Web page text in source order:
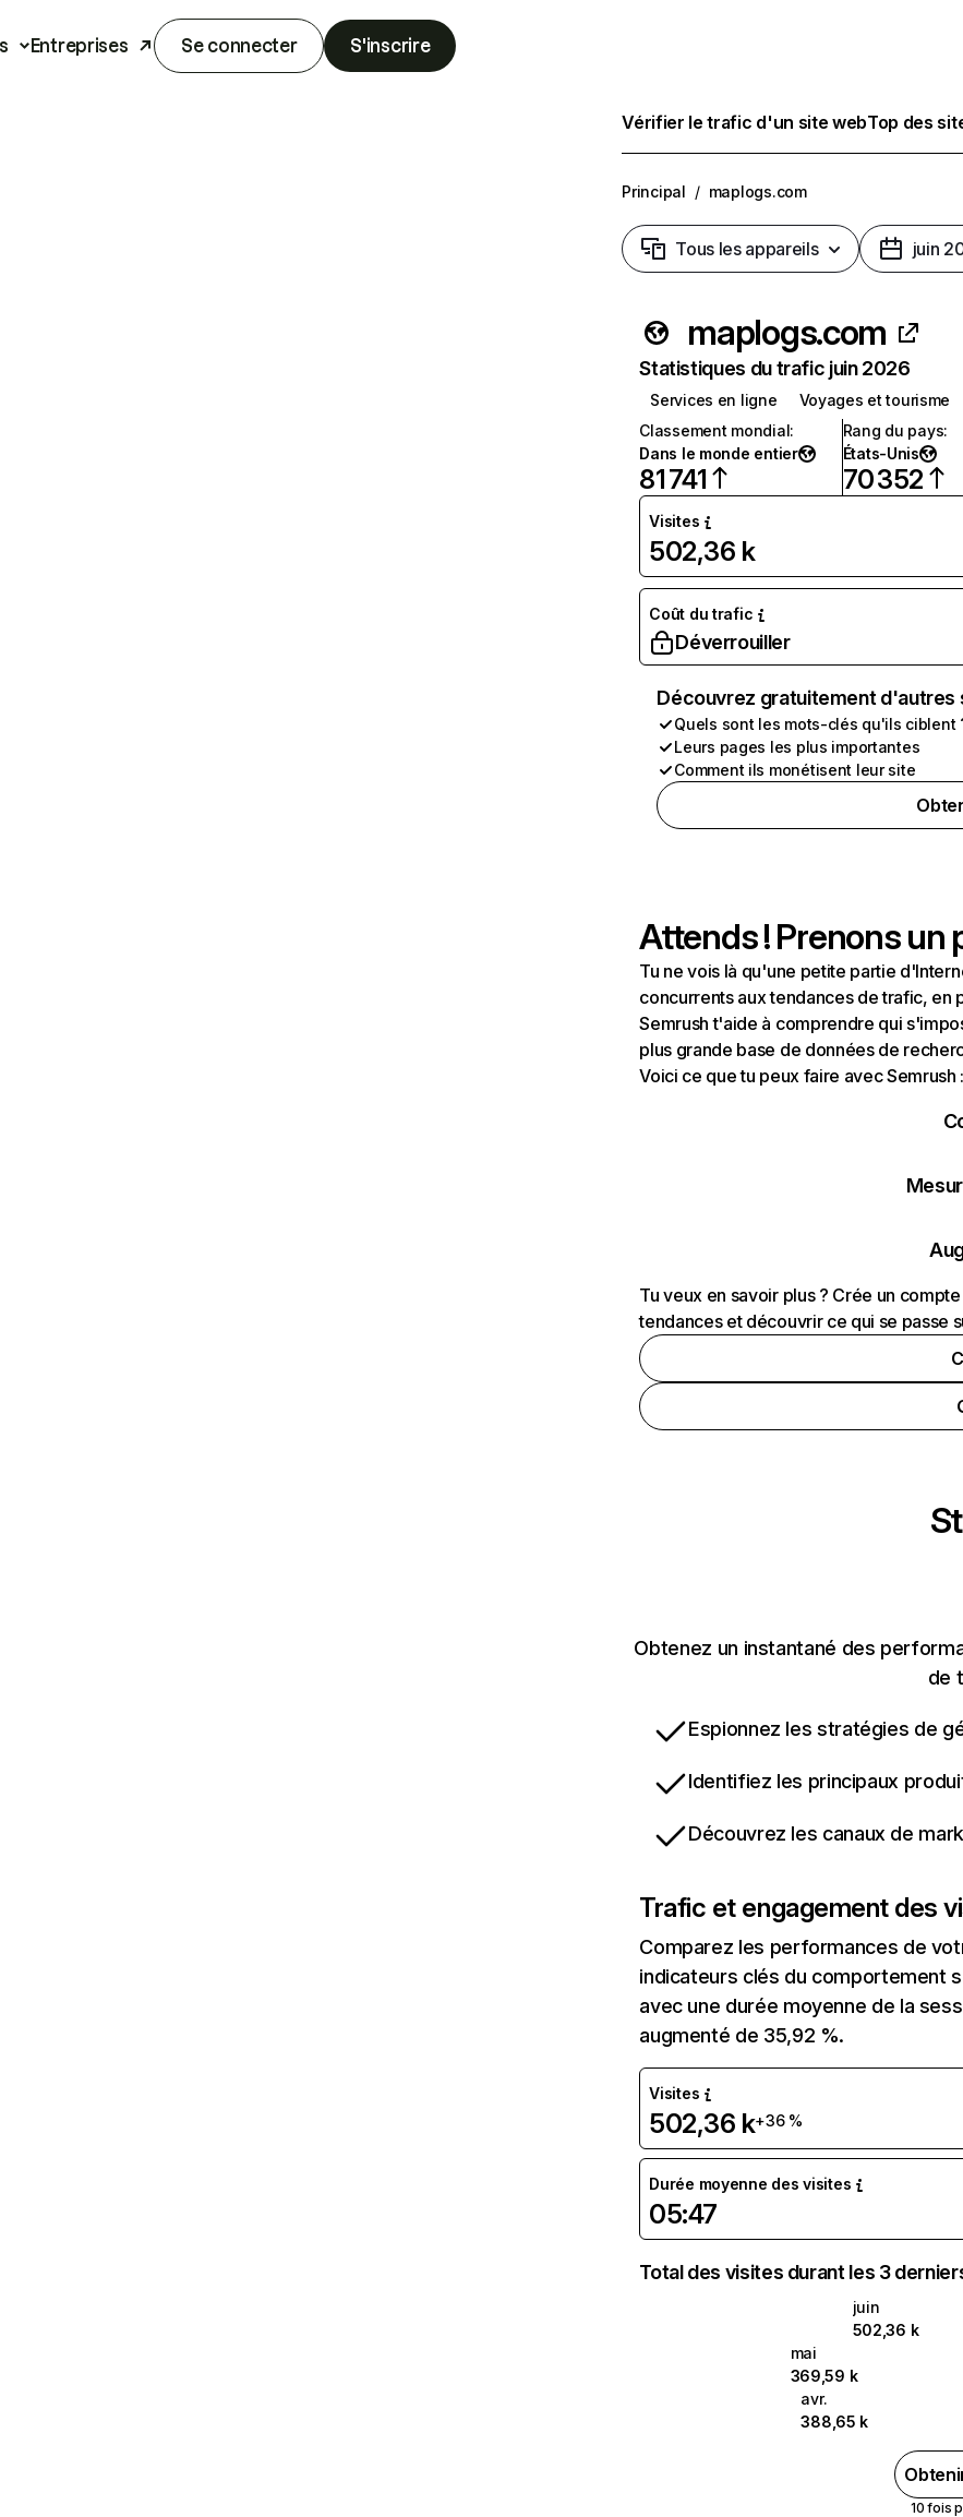
Entreprises Se connecter S'inscrire
Vérifier le trafic d'un site webTop des
Principal / maplogs.com
Tous les appareils juin
maplogs.com
Statistiques du trafic juin 2026
Services en ligne
Voyages et tourisme
Classement mondial:
Dans le monde entier
81 741
Rang du pays:
États-Unis
70 352
Visites
502,36 k
Coût du trafic
Déverrouiller
Découvrez gratuitement
Quels sont les mots-clés qu'ils ciblent
Leurs pages les plus importantes
Comment ils monétisent leur site
Attends ! Prenons un
Tu ne vois là qu'une petite partie
concurrents aux tendances de trafic, en
Semrush t'aide à comprendre qui
plus grande base de données de
Voici ce que tu peux faire avec Semrush
Tu veux en savoir plus ? Crée un
tendances et découvrir ce qui se passe
Obtenez un instantané des
de
Espionnez les stratégies de
Identifiez les principaux
Découvrez les canaux de
Trafic et engagement des
Comparez les performances de
indicateurs clés du comportement
avec une durée moyenne de la
augmenté de 35,92 %.
Visites
502,36 k+36 %
Durée moyenne des visites
05:47
Total des visites durant les 3
juin
502,36 k
mai
369,59 k
avr.
388,65 k
10 fois